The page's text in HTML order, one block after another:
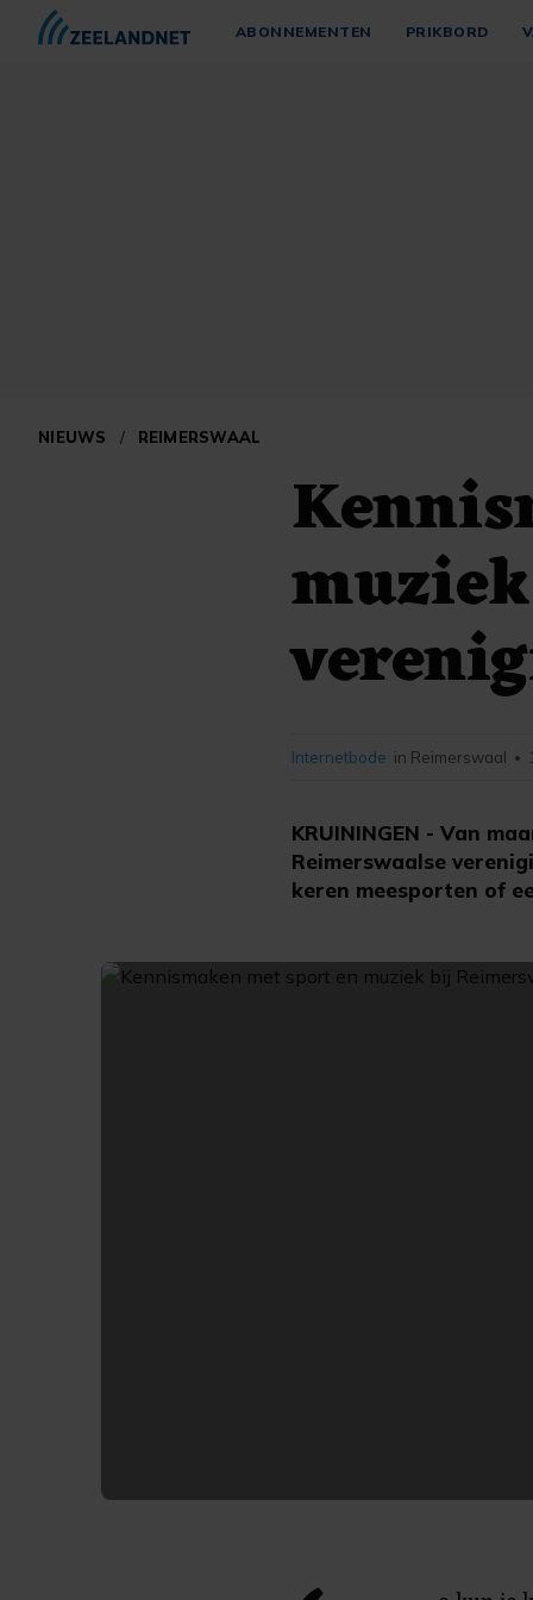
ABONNEMENTEN PRIKBORD
NIEUWS / REIMERSWAAL
KRUININGEN - Van
Reimerswaalse
keren meesporten of
Internetbode in Reimerswaal •